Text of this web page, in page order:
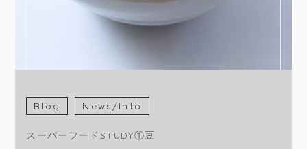
Blog News/Info
スーパーフードSTUDY①豆